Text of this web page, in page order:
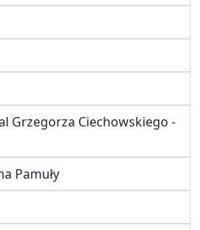
Grzegorza Ciechowskiego -
Pamuły